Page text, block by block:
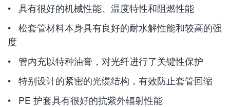
• 具有很好的机械性能、温度特性和阻燃性能
• 松套管材料本身具有良好的耐水解性能和较高的强
度
• 管内充以特种油膏，对光纤进行了关键性保护
• 特别设计的紧密的光缆结构，有效防止套管回缩
• PE 护套具有很好的抗紫外辐射性能